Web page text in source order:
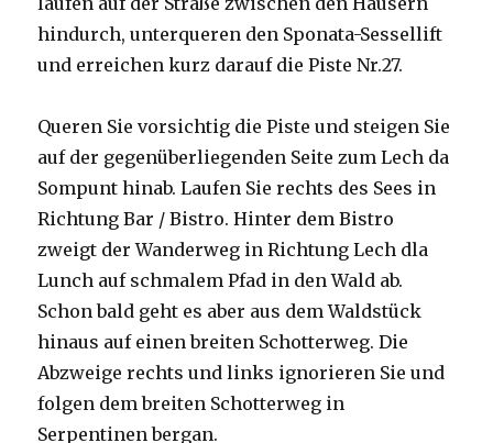
hindurch, unterqueren den Sponata-Sessellift
und erreichen kurz darauf die Piste Nr.27.
Queren Sie vorsichtig die Piste und steigen Sie
auf der gegenüberliegenden Seite zum Lech da
Sompunt hinab. Laufen Sie rechts des Sees in
Richtung Bar / Bistro. Hinter dem Bistro
zweigt der Wanderweg in Richtung Lech dla
Lunch auf schmalem Pfad in den Wald ab.
Schon bald geht es aber aus dem Waldstück
hinaus auf einen breiten Schotterweg. Die
Abzweige rechts und links ignorieren Sie und
folgen dem breiten Schotterweg in
Serpentinen bergan.